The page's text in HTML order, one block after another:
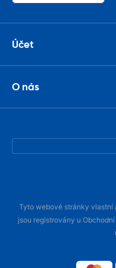
Účet
O nás
Tyto webové stránky vlastní
jsou registrovány u